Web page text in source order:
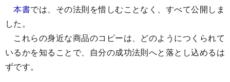
本書では、その法則を惜しむことなく、すべて公開しま
した。
これらの身近な商品のコピーは、どのようにつくられて
いるかを知ることで、自分の成功法則へと落とし込めるは
ずです。